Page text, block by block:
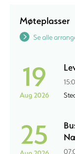
Møteplasser
Se alle
19
Aug 2026
25